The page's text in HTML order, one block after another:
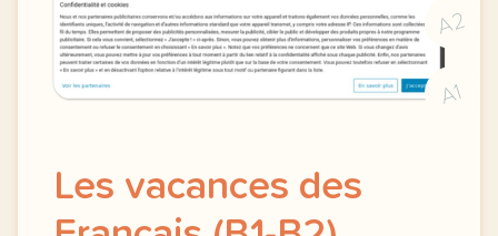
A2
A1
Les vacances des